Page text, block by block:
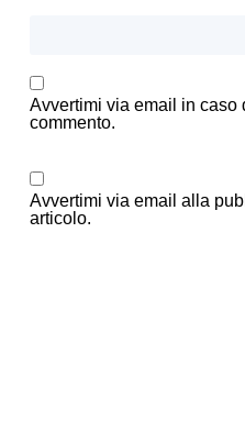
Avvertimi via email in caso
commento.
Avvertimi via email alla
articolo.